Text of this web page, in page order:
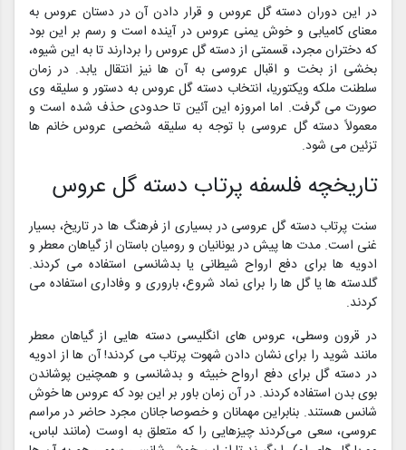
در این دوران دسته گل عروس و قرار دادن آن در دستان عروس به
معنای کامیابی و خوش یمنی عروس در آینده است و رسم بر این بود
که دختران مجرد، قسمتی از دسته گل عروس را بردارند تا به این شیوه،
بخشی از بخت و اقبال عروسی به‌ آن ها نیز انتقال یابد. در زمان
سلطنت ملکه ویکتوریا، انتخاب دسته گل عروس به دستور و سلیقه وی
صورت می‌ گرفت. اما امروزه این آئین تا حدودی حذف شده است و
معمولاً دسته گل عروسی با توجه به سلیقه شخصی عروس خانم ها
تزئین می‌ شود.
تاریخچه فلسفه پرتاب دسته گل عروس
سنت پرتاب دسته گل عروسی در بسیاری از فرهنگ ها در تاریخ، بسیار
غنی است. مدت‌ ها پیش در یونانیان و رومیان باستان از گیاهان معطر و
ادویه‌ ها برای دفع ارواح شیطانی یا بدشانسی استفاده می‌ کردند.
گلدسته‌ ها یا گل‌ ها را برای نماد شروع، باروری و وفاداری استفاده می
کردند.
در قرون وسطی، عروس‌ های انگلیسی دسته‌ هایی از گیاهان معطر
مانند شوید را برای نشان دادن شهوت پرتاب می‌ کردند! آن ها از ادویه
در دسته گل برای دفع ارواح خبیثه و بدشانسی و همچنین پوشاندن
بوی بدن استفاده کردند. در آن زمان باور بر این بود که عروس‌ ها خوش
شانس هستند. بنابراین مهمانان و خصوصا جانان مجرد حاضر در مراسم
عروسی، سعی می‌کردند چیزهایی را که متعلق به اوست (مانند لباس،